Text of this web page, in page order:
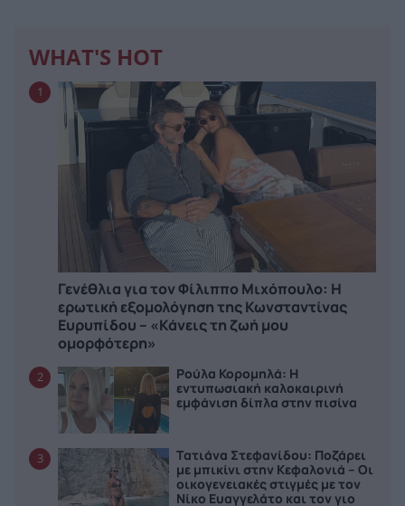
WHAT'S HOT
1
Γενέθλια για τον Φίλιππο Μιχόπουλο: Η
ερωτική εξομολόγηση της Κωνσταντίνας
Ευρυπίδου – «Κάνεις τη ζωή μου
ομορφότερη»
2
Ρούλα Κορομηλά: Η
εντυπωσιακή καλοκαιρινή
εμφάνιση δίπλα στην πισίνα
3
Τατιάνα Στεφανίδου: Ποζάρει
με μπικίνι στην Κεφαλονιά – Οι
οικογενειακές στιγμές με τον
Νίκο Ευαγγελάτο και τον γιο